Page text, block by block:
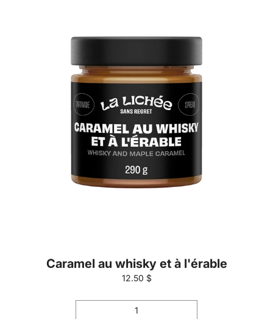
Caramel au whisky et à l'érable
12.50 $